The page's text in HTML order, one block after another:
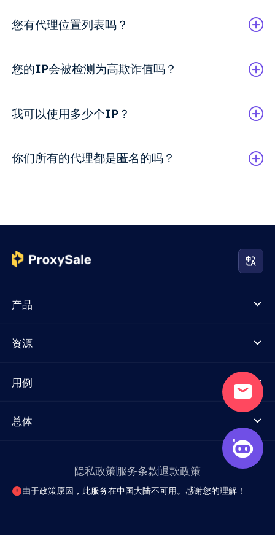
您有代理位置列表吗？
您的IP会被检测为高欺诈值吗？
我可以使用多少个IP？
你们所有的代理都是匿名的吗？
产品
资源
用例
总体
隐私政策服务条款退款政策
由于政策原因，此服务在中国大陆不可用。感谢您的理解！